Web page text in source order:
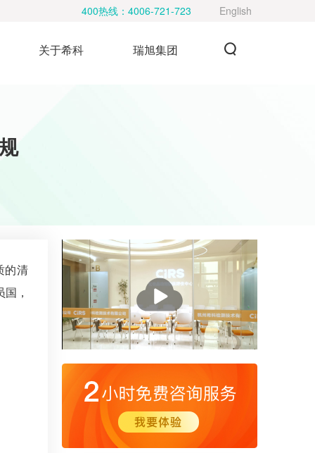
400热线： 4006-721-723 English
关于希科 瑞旭集团
的清
，
放